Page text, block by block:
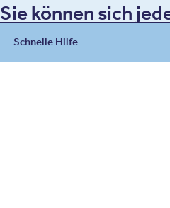
Schnelle Hilfe
Sie können sich
wenden –